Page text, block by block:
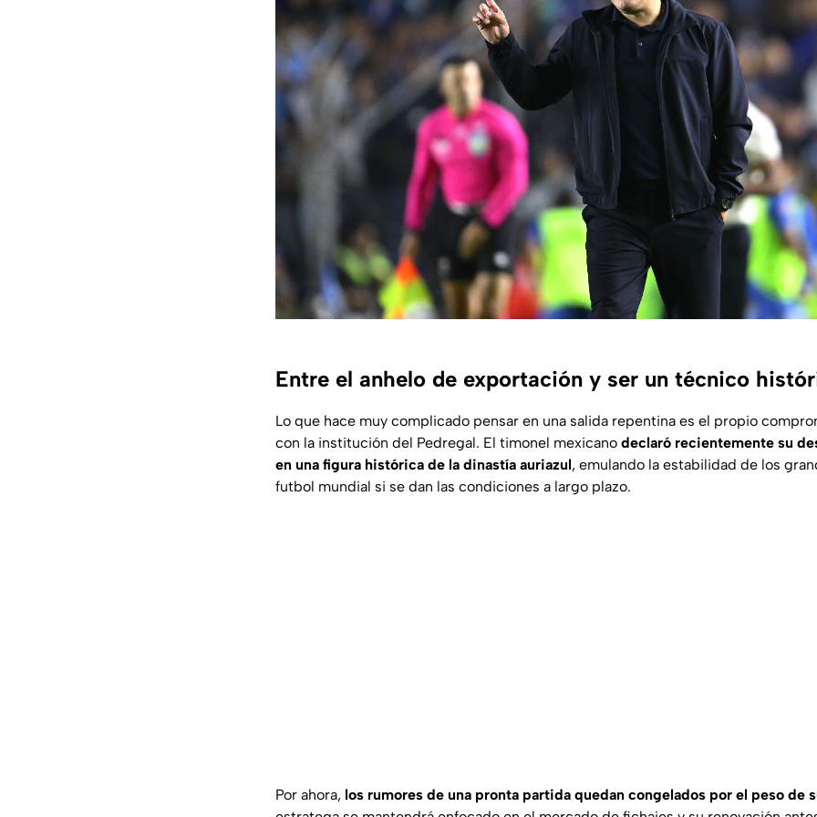
Entre el anhelo de exportación y ser un técnico
Lo que hace muy complicado pensar en una salida repentina es el propio
con la institución del Pedregal. El timonel mexicano declaró recientemente su
en una figura histórica de la dinastía auriazul, emulando la estabilidad de los
futbol mundial si se dan las condiciones a largo plazo.
Por ahora, los rumores de una pronta partida quedan congelados por el peso de